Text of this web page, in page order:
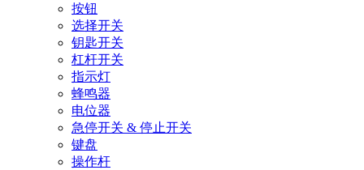
按钮
选择开关
钥匙开关
杠杆开关
指示灯
蜂鸣器
电位器
急停开关 & 停止开关
键盘
操作杆